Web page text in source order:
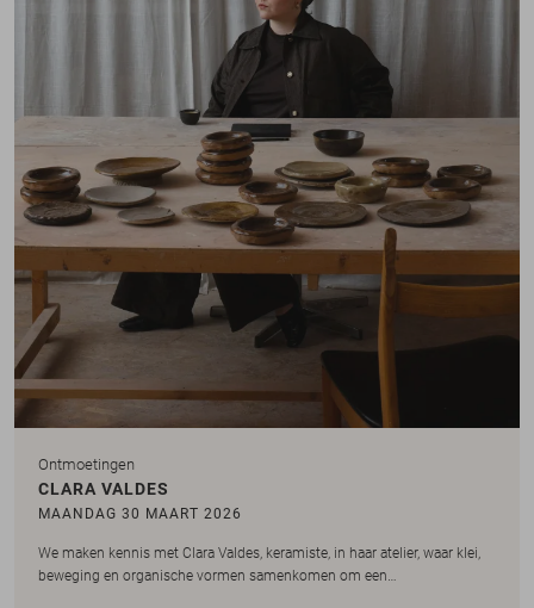
Ontmoetingen
CLARA VALDES
MAANDAG 30 MAART 2026
We maken kennis met Clara Valdes, keramiste, in haar atelier, waar klei,
beweging en organische vormen samenkomen om een…